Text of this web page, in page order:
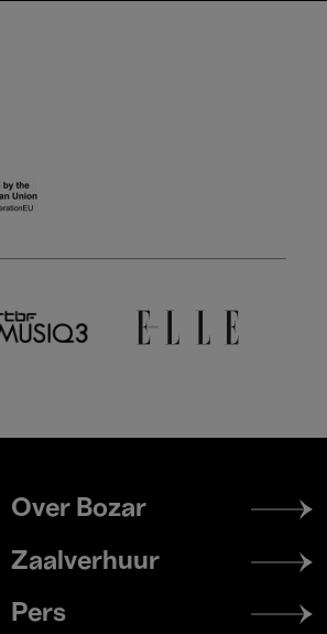
Footer
menu
Over Bozar
Zaalverhuur
Pers